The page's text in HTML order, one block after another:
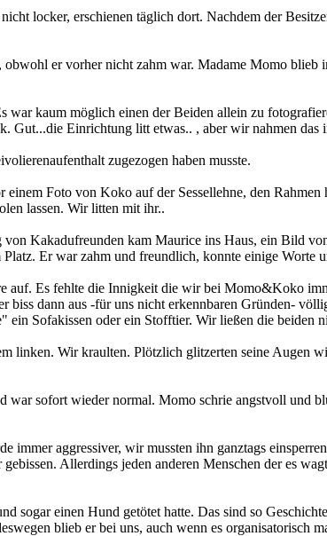
locker, erschienen täglich dort. Nachdem der
er vorher nicht zahm war. Madame Momo blieb
war kaum möglich einen der Beiden allein zu
Gut...die Einrichtung litt etwas.. , aber wir nahmen das
zugezogen haben musste.
Foto von Koko auf der Sessellehne, den
lassen. Wir litten mit ihr..
Kakadufreunden kam Maurice ins Haus, ein Bild
Er war zahm und freundlich, konnte einige Worte
auf. Es fehlte die Innigkeit die wir bei Momo&Koko
dann aus -für uns nicht erkennbaren Gründen-
Sofakissen oder ein Stofftier. Wir ließen die beiden
linken. Wir kraulten. Plötzlich glitzerten seine Augen
sofort wieder normal. Momo schrie angstvoll und
aggressiver, wir mussten ihn ganztags
Allerdings jeden anderen Menschen der es
sogar einen Hund getötet hatte. Das sind so
blieb er bei uns, auch wenn es organisatorisch